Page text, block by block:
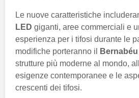
Le nuove caratteristiche
LED giganti, aree commerciali e
esperienza per i tifosi durante le
modifiche porteranno il
Bernabéu
strutture più moderne al mondo,
esigenze contemporanee e le
crescenti dei tifosi.